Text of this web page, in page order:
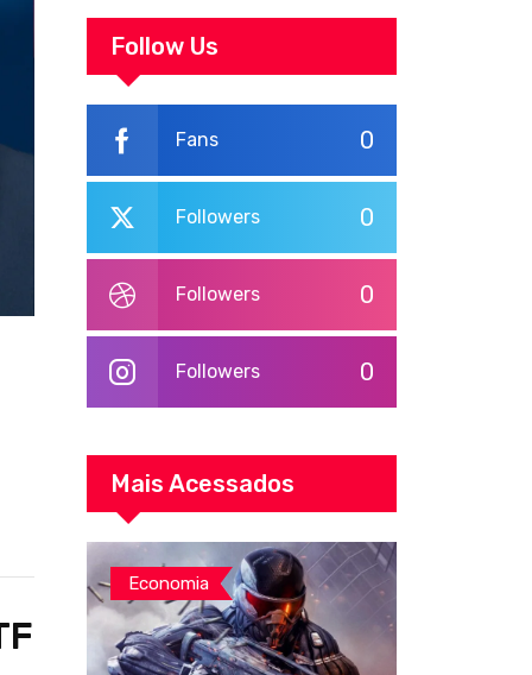
Follow Us
0
Fans
0
Followers
0
Followers
0
Followers
Mais Acessados
Economia